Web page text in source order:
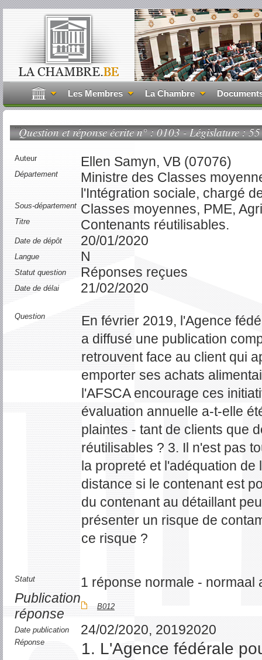
Les Membres La Chambre
...Question et réponse écrite n° : 0103 - Législature : 55
Auteur Ellen Samyn, VB (07076)
Département
Ministre des Classes
l'Intégration sociale, chargé
Sous-département Classes moyennes, PME,
Titre Contenants réutilisables.
Date de dépôt 20/01/2020
Langue N
Statut question Réponses reçues
Date de délai 21/02/2020
Question
En février 2019, l'Agence
a diffusé une publication
retrouvent face au client qui
emporter ses achats
l'AFSCA encourage ces
évaluation annuelle a-t-elle
plaintes - tant de clients que
réutilisables ? 3. Il n'est pas
la propreté et l'adéquation
distance si le contenant est
du contenant au détaillant
présenter un risque de
ce risque ?
Statut
1 réponse normale -
Publication
réponse
B012
Date publication 24/02/2020, 20192020
Réponse
1. L'Agence fédérale